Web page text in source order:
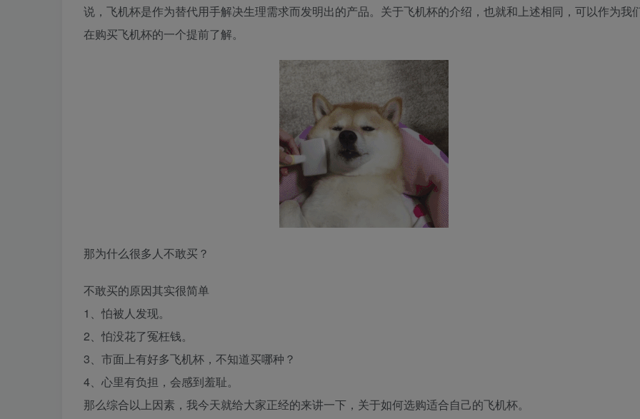
说，飞机杯是作为替代用手解决生理需求而发明出的产品。关于飞机杯的介绍，也就和上述相同，可以作为我
在购买飞机杯的一个提前了解。
那为什么很多人不敢买？
不敢买的原因其实很简单
1、怕被人发现。
2、怕没花了冤枉钱。
3、市面上有好多飞机杯，不知道买哪种？
4、心里有负担，会感到羞耻。
那么综合以上因素，我今天就给大家正经的来讲一下，关于如何选购适合自己的飞机杯。